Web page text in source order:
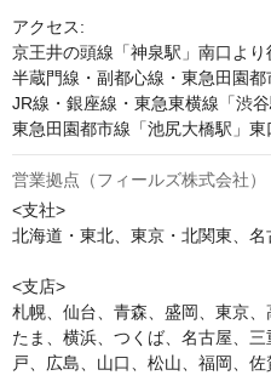
アクセス:
京王井の頭線「神泉駅」南口より
半蔵門線・副都心線・東急田園
JR線・銀座線・東急東横線「渋
東急田園都市線「池尻大橋駅」
営業拠点（フィールズ株式会社）
<支社>
北海道・東北、東京・北関東、
<支店>
札幌、仙台、青森、盛岡、東京
たま、横浜、つくば、名古屋、
戸、広島、山口、松山、福岡、